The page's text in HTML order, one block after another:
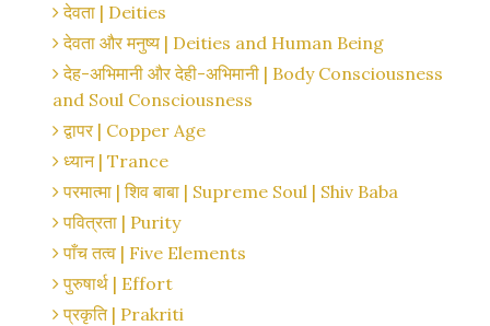
देवता | Deities
देवता और मनुष्य | Deities and Human Being
देह-अभिमानी और देही-अभिमानी | Body Consciousness
and Soul Consciousness
द्वापर | Copper Age
ध्यान | Trance
परमात्मा | शिव बाबा | Supreme Soul | Shiv Baba
पवित्रता | Purity
पाँच तत्व | Five Elements
पुरुषार्थ | Effort
प्रकृति | Prakriti